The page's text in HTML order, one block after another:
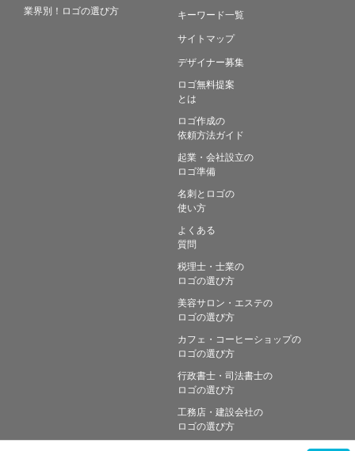
業界別！ロゴの選び方
キーワード一覧
サイトマップ
デザイナー募集
ロゴ無料提案
とは
ロゴ作成の
依頼方法ガイド
起業・会社設立の
ロゴ準備
名刺とロゴの
使い方
よくある
質問
税理士・士業の
ロゴの選び方
美容サロン・エステの
ロゴの選び方
カフェ・コーヒーショップの
ロゴの選び方
行政書士・司法書士の
ロゴの選び方
工務店・建設会社の
ロゴの選び方